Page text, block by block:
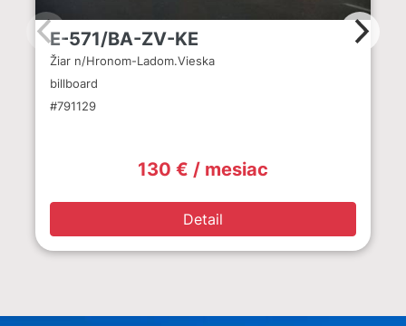
E-571/BA-ZV-KE
Žiar n/Hronom-Ladom.Vieska
billboard
#791129
130 € / mesiac
Detail